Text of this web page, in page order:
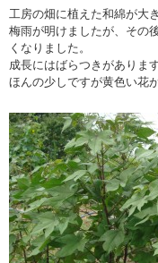
工房の畑に植えた和綿が大
梅雨が明けましたが、その
くなりました。
成長にはばらつきがありま
ほんの少しですが黄色い花